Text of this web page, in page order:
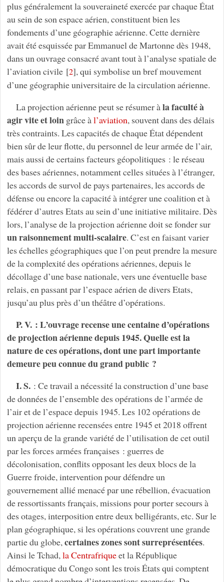
plus généralement la souveraineté exercée par chaque État
au sein de son espace aérien, constituent bien les
fondements d’une géographie aérienne. Cette dernière
avait été esquissée par Emmanuel de Martonne dès 1948,
dans un ouvrage consacré avant tout à l’analyse spatiale de
l’aviation civile[2], qui symbolise un bref mouvement
d’une géographie universitaire de la circulation aérienne.
La projection aérienne peut se résumer àla faculté à
agir vite et loingrâce àl’aviation, souvent dans des délais
très contraints. Les capacités de chaque État dépendent
bien sûr de leur flotte, du personnel de leur armée de l’air,
mais aussi de certains facteurs géopolitiques : le réseau
des bases aériennes, notamment celles situées à l’étranger,
les accords de survol de pays partenaires, les accords de
défense ou encore la capacité à intégrer une coalition et à
fédérer d’autres Etats au sein d’une initiative militaire. Dès
lors, l’analyse de la projection aérienne doit se fonder sur
un raisonnement multi-scalaire. C’est en faisant varier
les échelles géographiques que l’on peut prendre la mesure
de la complexité des opérations aériennes, depuis le
décollage d’une base nationale, vers une éventuelle base
relais, en passant par l’espace aérien de divers Etats,
jusqu’au plus près d’un théâtre d’opérations.
P. V. : L’ouvrage recense une centaine d’opérations
de projection aérienne depuis 1945. Quelle est la
nature de ces opérations, dont une part importante
demeure peu connue du grand public ?
I. S.: Ce travail a nécessité la construction d’une base
de données de l’ensemble des opérations de l’armée de
l’air et de l’espace depuis 1945. Les 102 opérations de
projection aérienne recensées entre 1945 et 2018 offrent
un aperçu de la grande variété de l’utilisation de cet outil
par les forces armées françaises : guerres de
décolonisation, conflits opposant les deux blocs de la
Guerre froide, intervention pour défendre un
gouvernement allié menacé par une rébellion, évacuation
de ressortissants français, missions pour porter secours à
des otages, interposition entre deux belligérants, etc. Sur le
plan géographique, si les opérations couvrent une grande
partie du globe,certaines zones sont surreprésentées.
Ainsi le Tchad,la Centrafriqueet la République
démocratique du Congo sont les trois États qui comptent